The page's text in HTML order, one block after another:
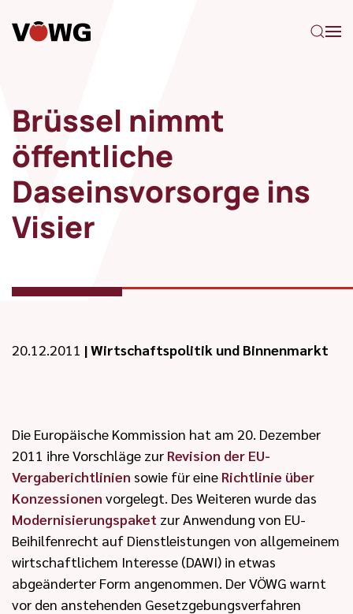
Zum Hauptinhalt springen
Brüssel nimmt
öffentliche
Daseinsvorsorge ins
Visier
20.12.2011 |Wirtschaftspolitik und Binnenmarkt
Die Europäische Kommission hat am 20. Dezember
2011 ihre Vorschläge zur Revision der EU-
Vergaberichtlinien sowie für eine Richtlinie über
Konzessionen vorgelegt. Des Weiteren wurde das
Modernisierungspaket zur Anwendung von EU-
Beihilfenrecht auf Dienstleistungen von allgemeinem
wirtschaftlichem Interesse (DAWI) in etwas
abgeänderter Form angenommen. Der VÖWG warnt
vor den anstehenden Gesetzgebungsverfahren